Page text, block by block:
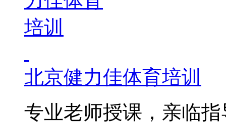
北京健力佳体育培训
专业老师授课，亲临